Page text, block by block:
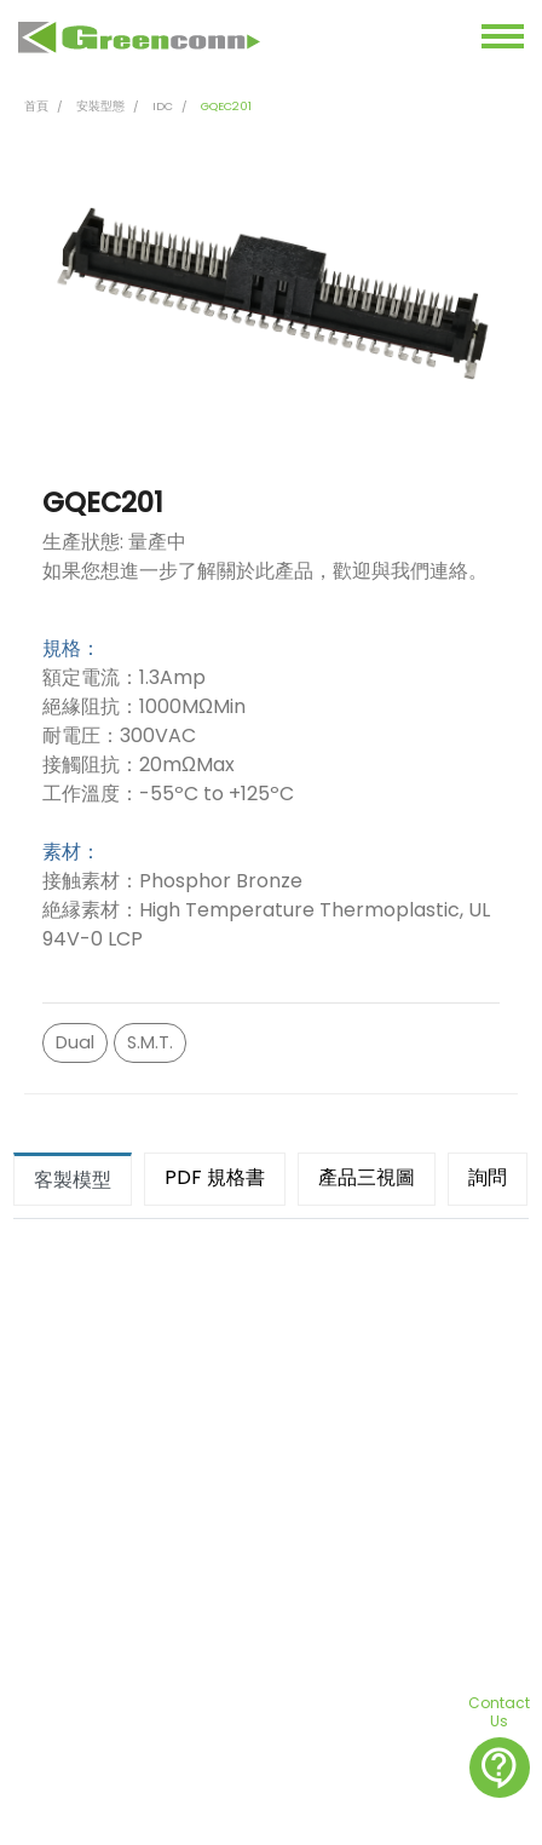
首頁 安裝型態 IDC GQEC201
GQEC201
生產狀態: 量產中
如果您想進一步了解關於此產品，歡迎與我們連絡。
規格：
額定電流：1.3Amp
絕緣阻抗：1000MΩMin
耐電圧：300VAC
接觸阻抗：20mΩMax
工作溫度：-55ºC to +125ºC
素材：
接触素材：Phosphor Bronze
絶縁素材：High Temperature Thermoplastic, UL
94V-0 LCP
Dual S.M.T.
客製模型 PDF 規格書 產品三視圖 詢問
Contact
Us
contact_support